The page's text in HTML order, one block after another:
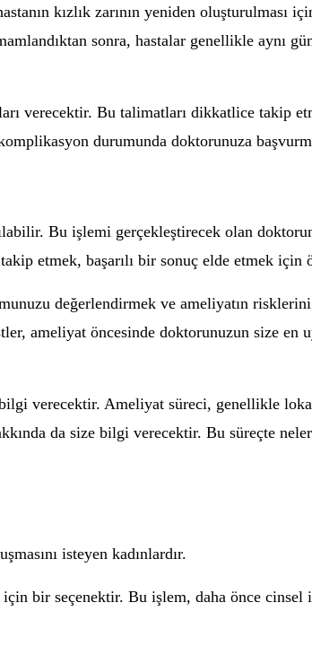
kızlık zarının yeniden oluşturulması
sonra, hastalar genellikle aynı
verecektir. Bu talimatları dikkatlice takip
durumunda doktorunuza
Bu işlemi gerçekleştirecek olan
etmek, başarılı bir sonuç elde etmek için
değerlendirmek ve ameliyatın
ameliyat öncesinde doktorunuzun size en
verecektir. Ameliyat süreci, genellikle
da size bilgi verecektir. Bu süreçte
isteyen kadınlardır.
için bir seçenektir. Bu işlem, daha önce cinsel